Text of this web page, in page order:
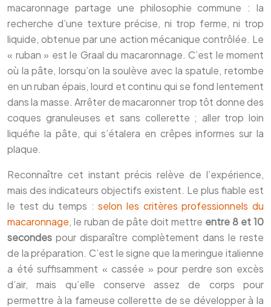
macaronnage partage une philosophie commune : la
recherche d’une texture précise, ni trop ferme, ni trop
liquide, obtenue par une action mécanique contrôlée. Le
« ruban » est le Graal du macaronnage. C’est le moment
où la pâte, lorsqu’on la soulève avec la spatule, retombe
en un ruban épais, lourd et continu qui se fond lentement
dans la masse. Arrêter de macaronner trop tôt donne des
coques granuleuses et sans collerette ; aller trop loin
liquéfie la pâte, qui s’étalera en crêpes informes sur la
plaque.
Reconnaître cet instant précis relève de l’expérience,
mais des indicateurs objectifs existent. Le plus fiable est
le test du temps :selon les critères professionnels du
macaronnage, le ruban de pâte doit mettre entre 8 et 10
secondes pour disparaître complètement dans le reste
de la préparation. C’est le signe que la meringue italienne
a été suffisamment « cassée » pour perdre son excès
d’air, mais qu’elle conserve assez de corps pour
permettre à la fameuse collerette de se développer à la